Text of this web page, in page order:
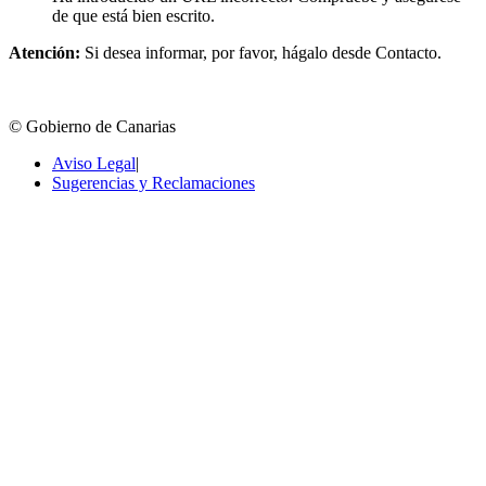
de que está bien escrito.
Atención: Si desea informar, por favor, hágalo desde Contacto.
© Gobierno de Canarias
Aviso Legal|
Sugerencias y Reclamaciones